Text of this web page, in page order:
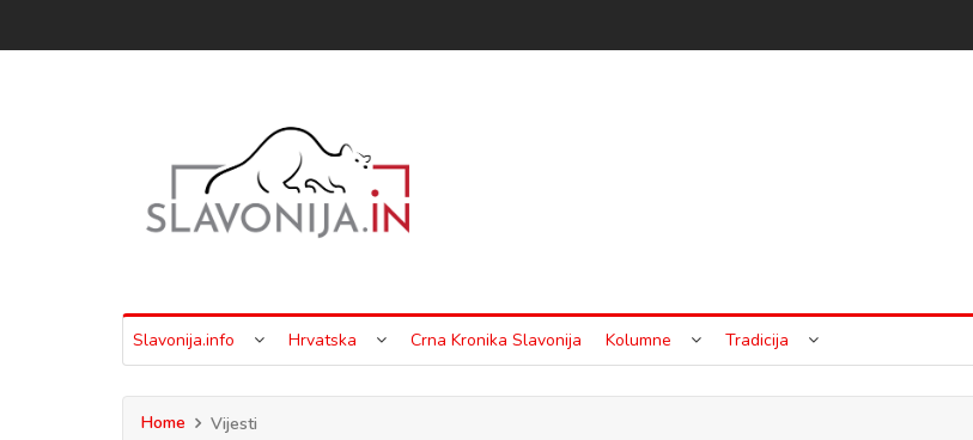
Slavonija.info Hrvatska Crna Kronika Slavonija Kolumne Tradicija
Home Vijesti